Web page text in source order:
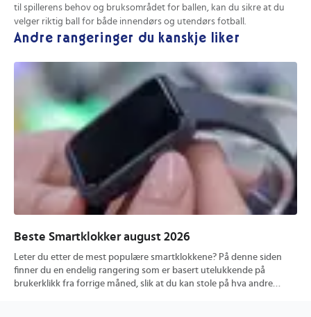
til spillerens behov og bruksområdet for ballen, kan du sikre at du
velger riktig ball for både innendørs og utendørs fotball.
Andre rangeringer du kanskje liker
Beste Smartklokker august 2026
Leter du etter de mest populære smartklokkene? På denne siden
finner du en endelig rangering som er basert utelukkende på
brukerklikk fra forrige måned, slik at du kan stole på hva andre